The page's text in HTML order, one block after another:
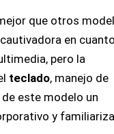
que otros
en
pero la
teclado, manejo de
este modelo un
y